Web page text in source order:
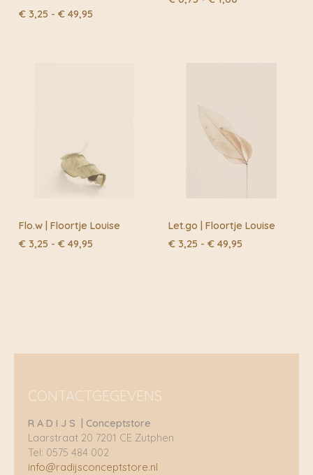
€ 3,25 - € 49,95
Flo.w | Floortje Louise
€ 3,25 - € 49,95
Let.go | Floortje Louise
€ 3,25 - € 49,95
CONTACTGEGEVENS
R A D I J S | Conceptstore
Laarstraat 20 7201 CE Zutphen
Tel: 0575 484 002
info@radijsconceptstore.nl